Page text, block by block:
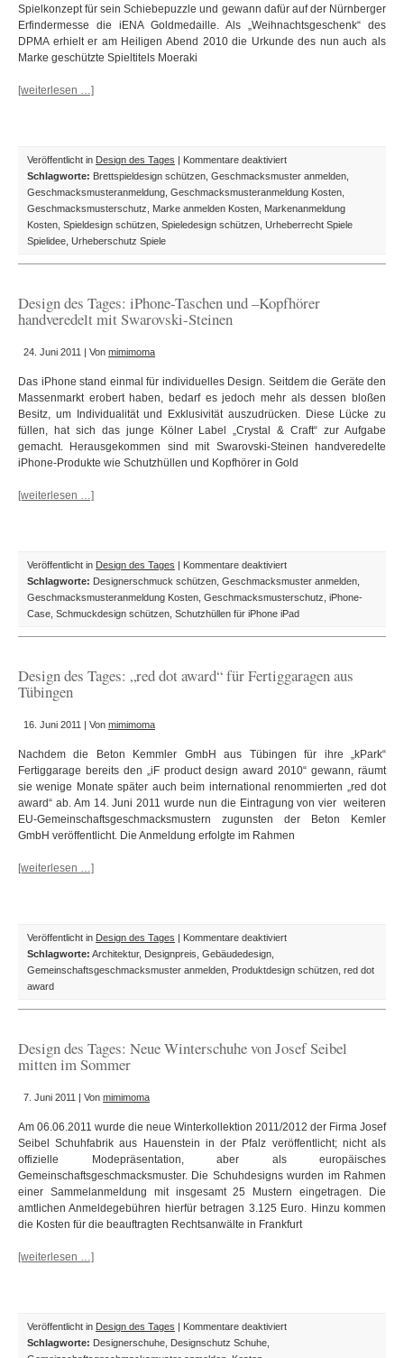
Spielkonzept für sein Schiebepuzzle und gewann dafür auf der Nürnberger
Erfindermesse die iENA Goldmedaille. Als „Weihnachtsgeschenk“ des
DPMA erhielt er am Heiligen Abend 2010 die Urkunde des nun auch als
Marke geschützte Spieltitels Moeraki
[weiterlesen …]
Veröffentlicht in Design des Tages | Kommentare deaktiviertfür
Design
des
Tages:
Moeraki
Schlagworte: Brettspieldesign schützen Geschmacksmuster anmelden
Geschmacksmusteranmeldung Geschmacksmusteranmeldung Kosten
Geschmacksmusterschutz
Marke anmelden Kosten Markenanmeldung
Kosten Spieldesign schützen Spieledesign schützen Urheberrecht Spiele
Spielidee Urheberschutz Spiele
Design des Tages: iPhone-Taschen und –Kopfhörer
handveredelt mit Swarovski-Steinen
24. Juni 2011 | Von mimimoma
Das iPhone stand einmal für individuelles Design. Seitdem die Geräte den
Massenmarkt erobert haben, bedarf es jedoch mehr als dessen bloßen
Besitz, um Individualität und Exklusivität auszudrücken. Diese Lücke zu
füllen, hat sich das junge Kölner Label „Crystal & Craft“ zur Aufgabe
gemacht. Herausgekommen sind mit Swarovski-Steinen handveredelte
iPhone-Produkte wie Schutzhüllen und Kopfhörer in Gold
[weiterlesen …]
Veröffentlicht in Design des Tages | Kommentare deaktiviertfür
Design
des
Tages:
–
Steinen
Schlagworte: Designerschmuck schützen Geschmacksmuster anmelden
Geschmacksmusteranmeldung Kosten Geschmacksmusterschutz iPhone-
Case Schmuckdesign schützen Schutzhüllen für iPhone iPad
Design des Tages: „red dot award“ für Fertiggaragen aus
Tübingen
16. Juni 2011 | Von mimimoma
Nachdem die Beton Kemmler GmbH aus Tübingen für ihre „kPark“
Fertiggarage bereits den „iF product design award 2010“ gewann, räumt
sie wenige Monate später auch beim international renommierten „red dot
award“ ab. Am 14. Juni 2011 wurde nun die Eintragung von vier weiteren
EU-Gemeinschaftsgeschmacksmustern zugunsten der Beton Kemler
GmbH veröffentlicht. Die Anmeldung erfolgte im Rahmen
[weiterlesen …]
Veröffentlicht in Design des Tages | Kommentare deaktiviertfür
des
für
Schlagworte: Architektur, Designpreis Gebäudedesign
Gemeinschaftsgeschmacksmuster anmelden Produktdesign schützen red dot
award
Design des Tages: Neue Winterschuhe von Josef Seibel
mitten im Sommer
7. Juni 2011 | Von mimimoma
Am 06.06.2011 wurde die neue Winterkollektion 2011/2012 der Firma Josef
Seibel Schuhfabrik aus Hauenstein in der Pfalz veröffentlicht; nicht als
offizielle Modepräsentation, aber als europäisches
Gemeinschaftsgeschmacksmuster. Die Schuhdesigns wurden im Rahmen
einer Sammelanmeldung mit insgesamt 25 Mustern eingetragen. Die
amtlichen Anmeldegebühren hierfür betragen 3.125 Euro. Hinzu kommen
die Kosten für die beauftragten Rechtsanwälte in Frankfurt
[weiterlesen …]
Veröffentlicht in Design des Tages | Kommentare deaktiviertfür
Schlagworte: Designerschuhe Designschutz Schuhe